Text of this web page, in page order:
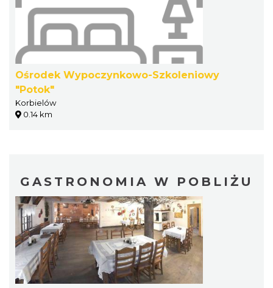
Ośrodek Wypoczynkowo-Szkoleniowy
"Potok"
Korbielów
0.14 km
GASTRONOMIA W POBLIŻU